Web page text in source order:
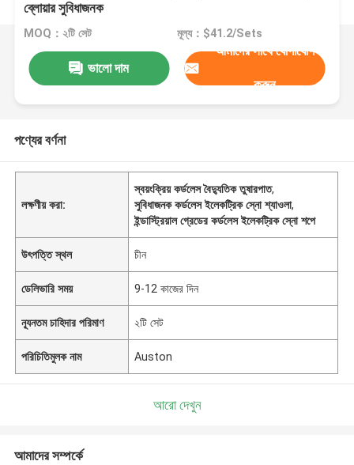
ব্লোয়ার সুবিধাজনক
MOQ：২টি সেট মূল্য：$41.2/Sets
ভালো দাম
আমাদের সাথে যোগাযোগ
করুন
পণ্যের বর্ণনা
লক্ষণীয় করা:
স্বয়ংক্রিয় কর্ডলেস বৈদ্যুতিক তুষারপাত,
সুবিধাজনক কর্ডলেস ইলেকট্রিক স্নো শ্যাওলা,
ইন্ডাস্ট্রিয়াল গ্রেডের কর্ডলেস ইলেকট্রিক স্নো শপে
উৎপত্তি স্থল চীন
ডেলিভারি সময় 9-12 কাজের দিন
ন্যূনতম চাহিদার পরিমাণ ২টি সেট
পরিচিতিমুলক নাম Auston
আরো দেখুন
আমাদের সম্পর্কে